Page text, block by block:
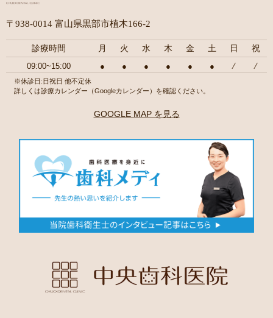
〒938-0014 富山県黒部市植木166-2
診療時間 月 火 水 木 金 土 日 祝
09:00~15:00 ● ● ● ● ● ● ⁄ ⁄
※休診日:日祝日 他不定休
詳しくは診療カレンダー（Googleカレンダー）を確認ください。
GOOGLE MAP を見る